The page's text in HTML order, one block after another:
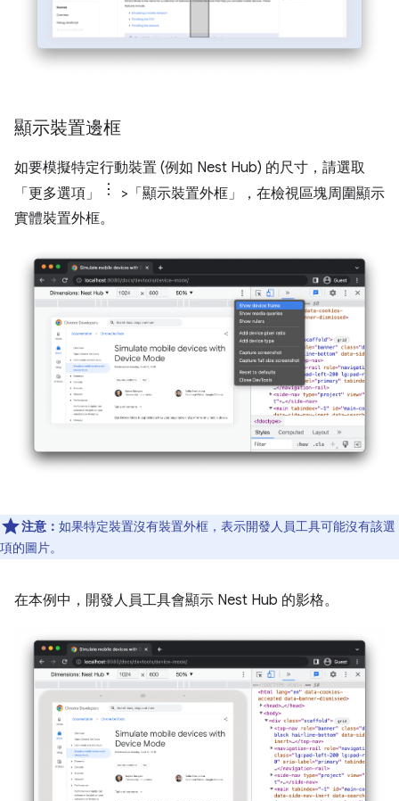
顯示裝置邊框
如要模擬特定行動裝置 (例如 Nest Hub) 的尺寸，請選取
「更多選項」
>「顯示裝置外框」
，在檢視區塊周圍顯示
實體裝置外框。
注意： 如果特定裝置沒有裝置外框，表示開發人員工具可能沒有該選
項的圖片。
在本例中，開發人員工具會顯示 Nest Hub 的影格。